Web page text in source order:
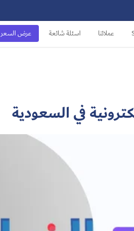
عملائنا اسئلة شائعة عرض السعر
في السعودية